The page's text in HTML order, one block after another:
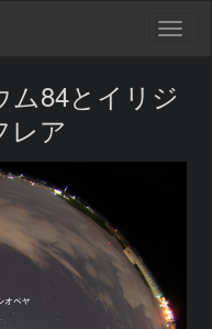
ム84とイリジ
レア